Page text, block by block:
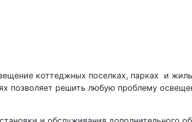
коттеджных поселках, парках и
позволяет решить любую проблему